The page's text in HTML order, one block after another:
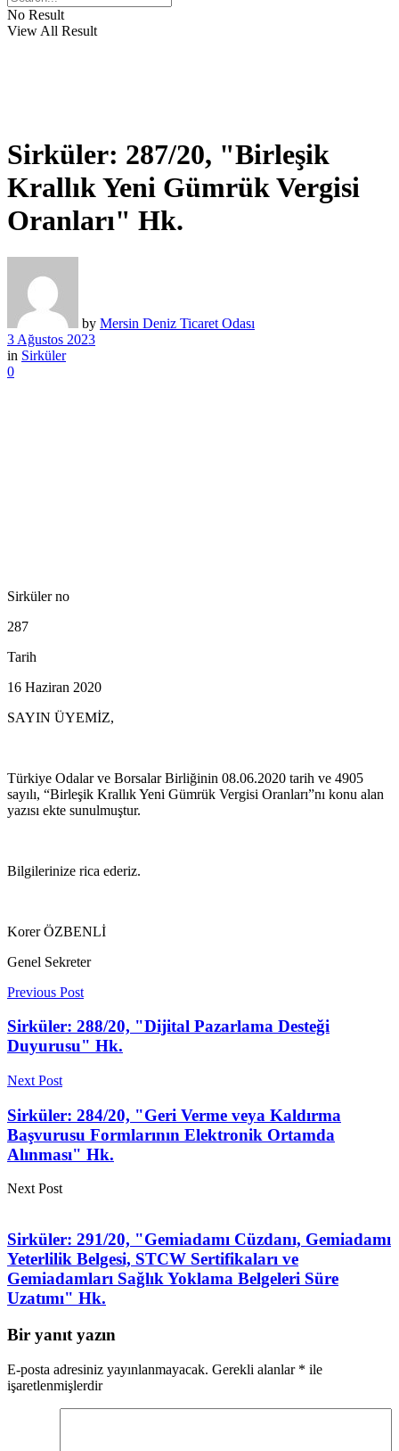
No Result
View All Result
Sirküler: 287/20, "Birleşik
Krallık Yeni Gümrük Vergisi
Oranları" Hk.
by Mersin Deniz Ticaret Odası
3 Ağustos 2023
in Sirküler
0
Sirküler no
287
Tarih
16 Haziran 2020
SAYIN ÜYEMİZ,
Türkiye Odalar ve Borsalar Birliğinin 08.06.2020 tarih ve 4905
sayılı, “Birleşik Krallık Yeni Gümrük Vergisi Oranları”nı konu alan
yazısı ekte sunulmuştur.
Bilgilerinize rica ederiz.
Korer ÖZBENLİ
Genel Sekreter
Previous Post
Sirküler: 288/20, "Dijital Pazarlama Desteği
Duyurusu" Hk.
Next Post
Sirküler: 284/20, "Geri Verme veya Kaldırma
Başvurusu Formlarının Elektronik Ortamda
Alınması" Hk.
Next Post
Sirküler: 291/20, "Gemiadamı Cüzdanı, Gemiadamı
Yeterlilik Belgesi, STCW Sertifikaları ve
Gemiadamları Sağlık Yoklama Belgeleri Süre
Uzatımı" Hk.
Bir yanıt yazın
E-posta adresiniz yayınlanmayacak. Gerekli alanlar * ile
işaretlenmişlerdir